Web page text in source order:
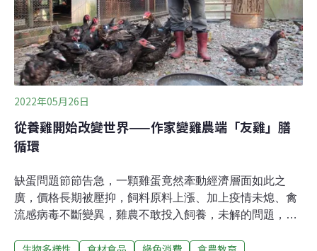
出，不論是國際經驗或台灣現況，非籠飼雞蛋和籠飼雞蛋
之間的價差正逐漸縮小，正是因政府缺乏具前瞻性的政
策，例如廢除格子籠、提供蛋農轉型引導，才讓非籠
2022年05月26日
從養雞開始改變世界——作家變雞農端「友雞」膳
循環
缺蛋問題節節告急，一顆雞蛋竟然牽動經濟層面如此之
廣，價格長期被壓抑，飼料原料上漲、加上疫情未熄、禽
流感病毒不斷變異，雞農不敢投入飼養，未解的問題，終
違反自然，物種就更容易滅亡，接下來的路只會越來越難